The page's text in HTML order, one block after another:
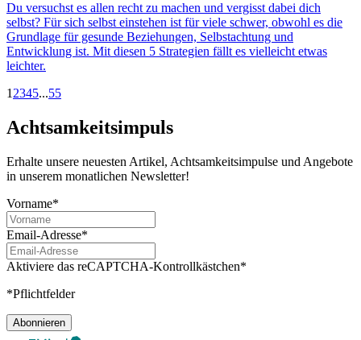
Du versuchst es allen recht zu machen und vergisst dabei dich
selbst? Für sich selbst einstehen ist für viele schwer, obwohl es die
Grundlage für gesunde Beziehungen, Selbstachtung und
Entwicklung ist. Mit diesen 5 Strategien fällt es vielleicht etwas
leichter.
1 2345...55
Achtsamkeitsimpuls
Erhalte unsere neuesten Artikel, Achtsamkeitsimpulse und Angebote
in unserem monatlichen Newsletter!
Vorname*
Email-Adresse*
Aktiviere das reCAPTCHA-Kontrollkästchen*
*Pflichtfelder
Abonnieren